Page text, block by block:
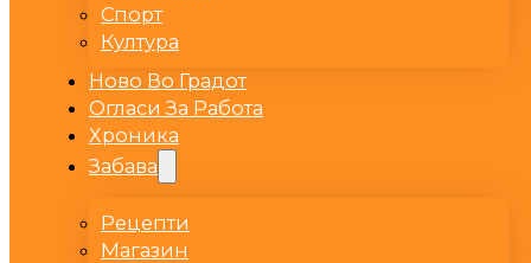
Спорт
Култура
Ново Во Градот
Огласи За Работа
Хроника
Забава
Рецепти
Магазин